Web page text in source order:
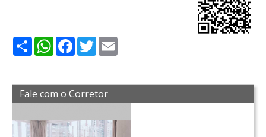
ShareWhatsApp
Facebook
Twitter
Fale com o Corretor